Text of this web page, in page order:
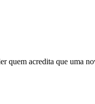
quem acredita que uma